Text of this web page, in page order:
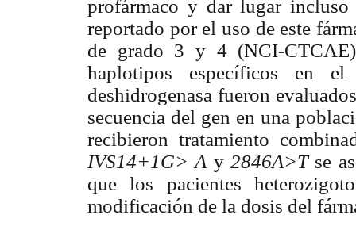
profármaco y dar lugar
reportado por el uso de este
de grado 3 y 4 (NCI-
haplotipos específicos en
deshidrogenasa fueron
secuencia del gen en una
recibieron tratamiento
IVS14+1G> A y2846A>Tse
que los pacientes
modificación de la dosis del